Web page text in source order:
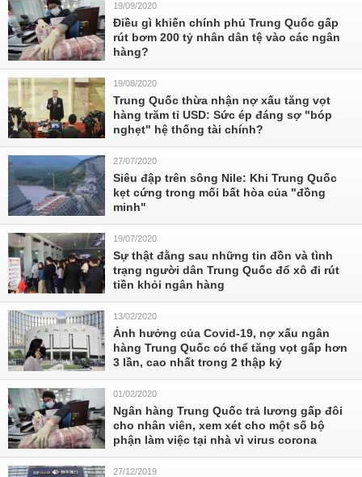
19/09/2020
Điều gì khiến chính phủ Trung Quốc gấp
rút bơm 200 tỷ nhân dân tệ vào các ngân
hàng?
19/08/2020
Trung Quốc thừa nhận nợ xấu tăng vọt
hàng trăm tỉ USD: Sức ép đáng sợ "bóp
nghẹt" hệ thống tài chính?
27/07/2020
Siêu đập trên sông Nile: Khi Trung Quốc
kẹt cứng trong mối bất hòa của "đồng
minh"
19/07/2020
Sự thật đằng sau những tin đồn và tình
trạng người dân Trung Quốc đổ xô đi rút
tiền khỏi ngân hàng
13/02/2020
Ảnh hưởng của Covid-19, nợ xấu ngân
hàng Trung Quốc có thể tăng vọt gấp hơn
3 lần, cao nhất trong 2 thập kỷ
01/02/2020
Ngân hàng Trung Quốc trả lương gấp đôi
cho nhân viên, xem xét cho một số bộ
phận làm việc tại nhà vì virus corona
27/12/2019